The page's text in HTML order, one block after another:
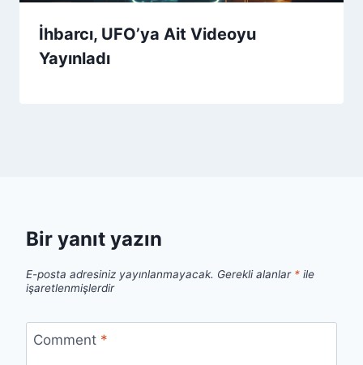
İhbarcı, UFO’ya Ait Videoyu
Yayınladı
Bir yanıt yazın
E-posta adresiniz yayınlanmayacak. Gerekli alanlar * ile
işaretlenmişlerdir
Comment *